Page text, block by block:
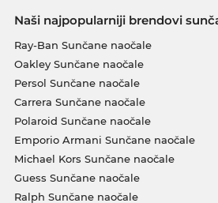
Naši najpopularniji brendovi
Ray-Ban Sunčane naočale
Oakley Sunčane naočale
Persol Sunčane naočale
Carrera Sunčane naočale
Polaroid Sunčane naočale
Emporio Armani Sunčane naočale
Michael Kors Sunčane naočale
Guess Sunčane naočale
Ralph Sunčane naočale